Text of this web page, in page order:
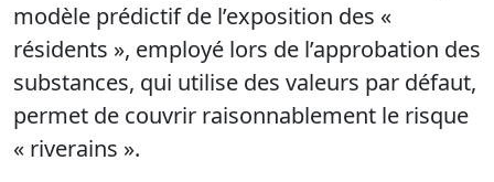
modèle prédictif de l’exposition des «
résidents », employé lors de l’approbation des
substances, qui utilise des valeurs par défaut,
permet de couvrir raisonnablement le risque
« riverains ».